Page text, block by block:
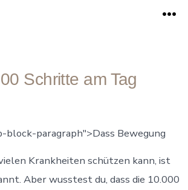
Schritte am Tag
block-paragraph">Dass Bewegung
Krankheiten schützen kann, ist
Aber wusstest du, dass die 10.000